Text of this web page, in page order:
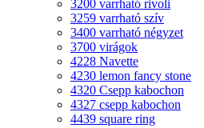
3200 varrható rivoli
3259 varrható szív
3400 varrható négyzet
3700 virágok
4228 Navette
4230 lemon fancy stone
4320 Csepp kabochon
4327 csepp kabochon
4439 square ring